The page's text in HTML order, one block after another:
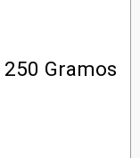
250 Gramos